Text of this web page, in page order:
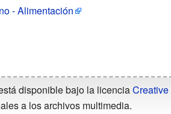
- Alimentación
disponible bajo la licencia
a los archivos multimedia.